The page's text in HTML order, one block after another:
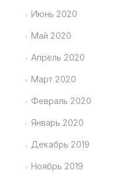
Июнь 2020
Май 2020
Апрель 2020
Март 2020
Февраль 2020
Январь 2020
Декабрь 2019
Ноябрь 2019